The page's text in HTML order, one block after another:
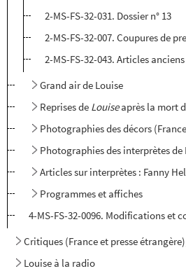
2-MS-FS-32-031. Dossier n° 13
2-MS-FS-32-007. Coupures de
2-MS-FS-32-043. Articles
Grand air de Louise
Reprises de Louiseaprès la mort
Photographies des décors
Photographies des interprètes de
Articles sur interprètes : Fanny
Programmes et affiches
4-MS-FS-32-0096. Modifications et
Critiques (France et presse
Louise à la radio